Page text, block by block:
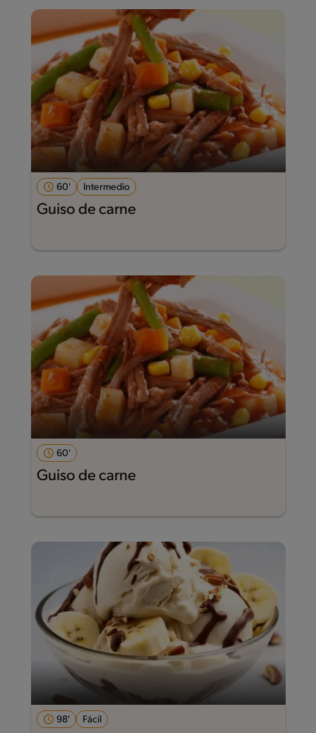
60' Intermedio
Guiso de carne
60'
Guiso de carne
98' Fácil